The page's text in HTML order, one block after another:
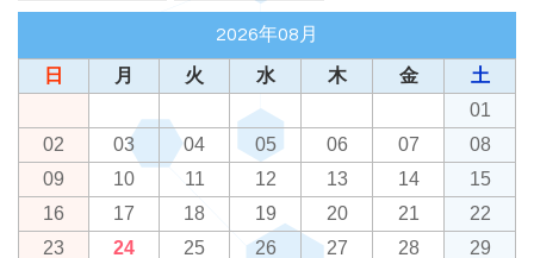
2026年08月
日 月 火 水 木 金
土
01
02
03 04 05 06 07
08
09
10 11 12 13 14
15
16
17 18 19 20 21
22
23
24 25 26 27 28
29